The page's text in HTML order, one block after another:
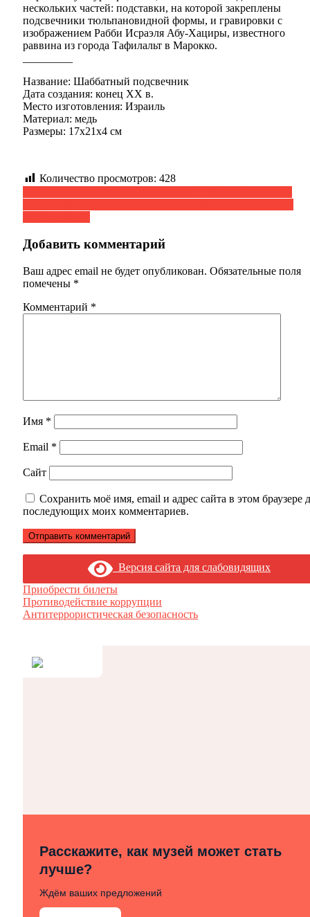
нескольких частей: подставки, на которой закреплены
подсвечники тюльпановидной формы, и гравировки с
изображением Рабби Исраэля Абу-Хациры, известного
раввина из города Тафилальт в Марокко.
Название: Шаббатный подсвечник
Дата создания: конец XX в.
Место изготовления: Израиль
Материал: медь
Размеры: 17x21x4 см
Количество просмотров: 428
Навигация
по
Добавить комментарий
Ваш адрес email не будет опубликован. Обязательные поля
помечены *
Комментарий *
Имя *
Email *
Сайт
Сохранить моё имя, email и адрес сайта в этом браузере
последующих моих комментариев.
Версия сайта для слабовидящих
Приобрести билеты
Противодействие коррупции
Антитеррористическая безопасность
Расскажите, как музей может стать
лучше?
Ждём ваших предложений